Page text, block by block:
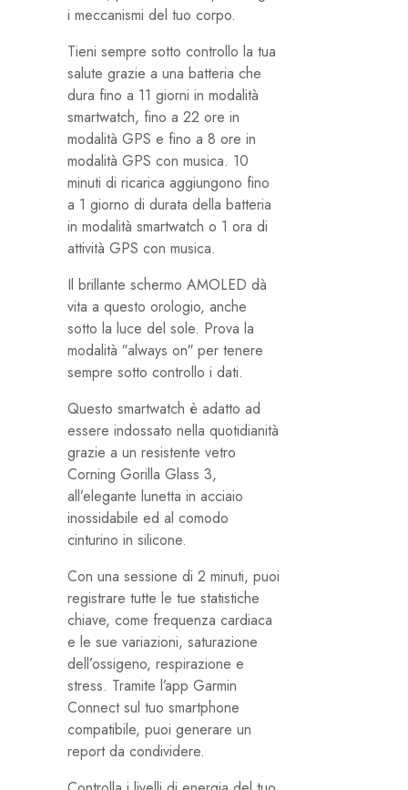
i meccanismi del tuo corpo.
Tieni sempre sotto controllo la tua
salute grazie a una batteria che
dura fino a 11 giorni in modalità
smartwatch, fino a 22 ore in
modalità GPS e fino a 8 ore in
modalità GPS con musica. 10
minuti di ricarica aggiungono fino
a 1 giorno di durata della batteria
in modalità smartwatch o 1 ora di
attività GPS con musica.
Il brillante schermo AMOLED dà
vita a questo orologio, anche
sotto la luce del sole. Prova la
modalità ″always on″ per tenere
sempre sotto controllo i dati.
Questo smartwatch è adatto ad
essere indossato nella quotidianità
grazie a un resistente vetro
Corning Gorilla Glass 3,
all’elegante lunetta in acciaio
inossidabile ed al comodo
cinturino in silicone.
Con una sessione di 2 minuti, puoi
registrare tutte le tue statistiche
chiave, come frequenza cardiaca
e le sue variazioni, saturazione
dell’ossigeno, respirazione e
stress. Tramite l’app Garmin
Connect sul tuo smartphone
compatibile, puoi generare un
report da condividere.